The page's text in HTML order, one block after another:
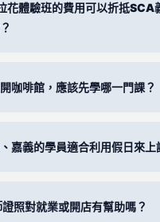
花體驗班的費用可以折抵SCA
咖啡館，應該先學哪一門課？
嘉義的學員適合利用假日來上
照對就業或開店有幫助嗎？